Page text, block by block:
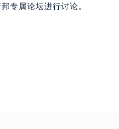
专属论坛进行讨论。